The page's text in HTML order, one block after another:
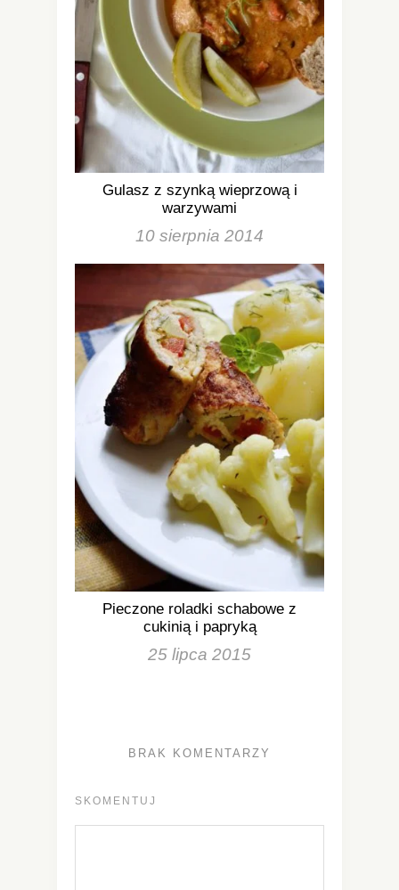
Gulasz z szynką wieprzową i
warzywami
10 sierpnia 2014
Pieczone roladki schabowe z
cukinią i papryką
25 lipca 2015
BRAK KOMENTARZY
SKOMENTUJ